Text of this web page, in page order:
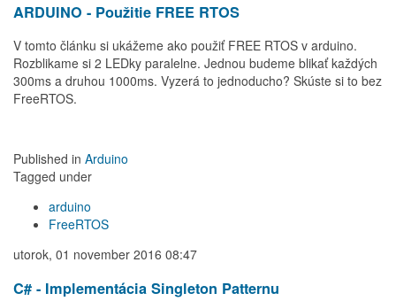
ARDUINO - Použitie FREE RTOS
V tomto článku si ukážeme ako použiť FREE RTOS v arduino.
Rozblikame si 2 LEDky paralelne. Jednou budeme blikať každých
300ms a druhou 1000ms. Vyzerá to jednoducho? Skúste si to bez
FreeRTOS.
Published in Arduino
Tagged under
arduino
FreeRTOS
utorok, 01 november 2016 08:47
C# - Implementácia Singleton Patternu